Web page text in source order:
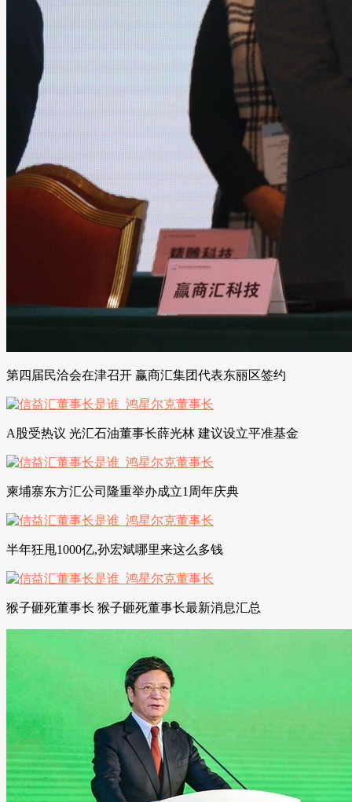
第四届民洽会在津召开 赢商汇集团代表东丽区签约
A股受热议 光汇石油董事长薛光林 建议设立平准基金
柬埔寨东方汇公司隆重举办成立1周年庆典
半年狂甩1000亿,孙宏斌哪里来这么多钱
猴子砸死董事长 猴子砸死董事长最新消息汇总